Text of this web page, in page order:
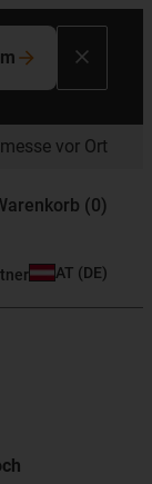
vor Ort
(0)
AT (DE)